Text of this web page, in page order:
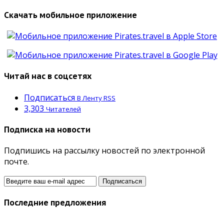
Скачать мобильное приложение
Читай нас в соцсетях
Подписаться В Ленту RSS
3,303 Читателей
Подписка на новости
Подпишись на рассылку новостей по электронной
почте.
Последние предложения